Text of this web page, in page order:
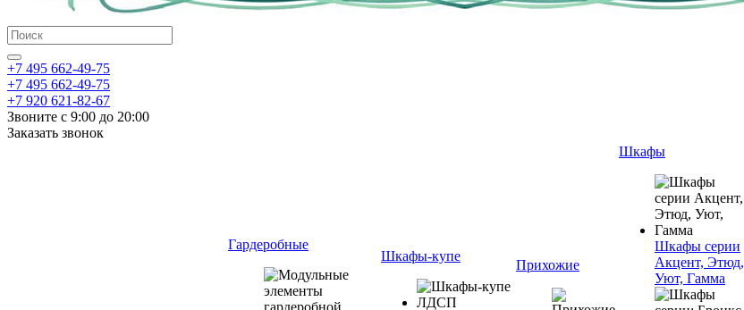
+7 495 662-49-75
+7 495 662-49-75
+7 920 621-82-67
Звоните с 9:00 до 20:00
Заказать звонок
Гардеробные
Шкафы-купе
Прихожие
Шкафы
Шкафы серии
Акцент, Этюд,
Уют, Гамма